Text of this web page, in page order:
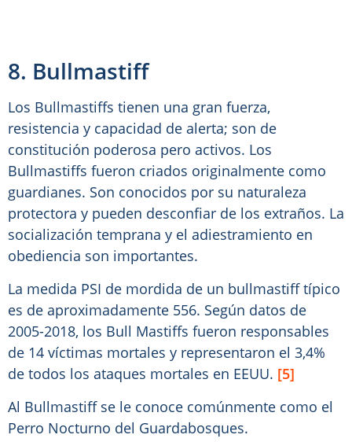
8. Bullmastiff
Los Bullmastiffs tienen una gran fuerza,
resistencia y capacidad de alerta; son de
constitución poderosa pero activos. Los
Bullmastiffs fueron criados originalmente como
guardianes. Son conocidos por su naturaleza
protectora y pueden desconfiar de los extraños. La
socialización temprana y el adiestramiento en
obediencia son importantes.
La medida PSI de mordida de un bullmastiff típico
es de aproximadamente 556. Según datos de
2005-2018, los Bull Mastiffs fueron responsables
de 14 víctimas mortales y representaron el 3,4%
de todos los ataques mortales en EEUU. [5]
Al Bullmastiff se le conoce comúnmente como el
Perro Nocturno del Guardabosques.